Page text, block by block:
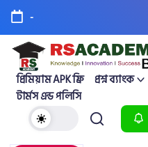
-
প্রিমিয়াম APK ফ্রি প্রশ্ন ব্যাংক
টার্মস এন্ড পলিসি